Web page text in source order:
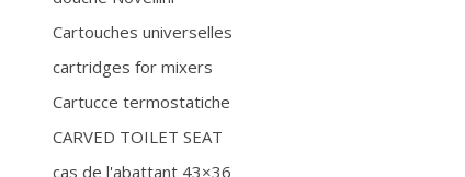
Cartouches universelles
cartridges for mixers
Cartucce termostatiche
CARVED TOILET SEAT
cas de l'abattant 43×36